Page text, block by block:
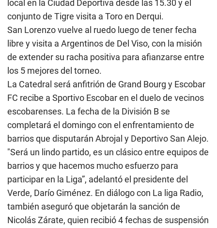
local en la Ciudad Deportiva desde las 15.30 y el
conjunto de Tigre visita a Toro en Derqui.
San Lorenzo vuelve al ruedo luego de tener fecha
libre y visita a Argentinos de Del Viso, con la misión
de extender su racha positiva para afianzarse entre
los 5 mejores del torneo.
La Catedral será anfitrión de Grand Bourg y Escobar
FC recibe a Sportivo Escobar en el duelo de vecinos
escobarenses. La fecha de la División B se
completará el domingo con el enfrentamiento de
barrios que disputarán Abrojal y Deportivo San Alejo.
"Será un lindo partido, es un clásico entre equipos de
barrios y que hacemos mucho esfuerzo para
participar en la Liga”, adelantó el presidente del
Verde, Darío Giménez. En diálogo con La liga Radio,
también aseguró que objetarán la sanción de
Nicolás Zárate, quien recibió 4 fechas de suspensión